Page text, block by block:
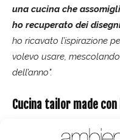
una cucina che
ho recuperato dei
ho ricavato l’ispirazione
volevo usare,
dell’anno".
Cucina tailor made
Per l'arredo sono stati